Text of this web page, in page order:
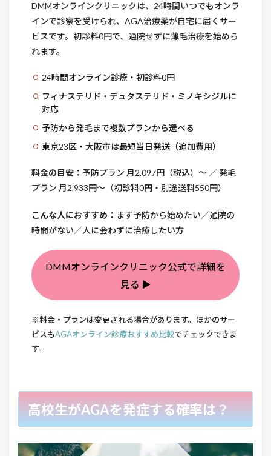
DMMオンラインクリニックは、24時間いつでもオンラ
インで診察を受けられ、AGA治療薬が自宅に届くサー
ビスです。初診料0円で、通院せずに薄毛治療を始めら
れます。
24時間オンライン診療・初診料0円
フィナステリド・デュタステリド・ミノキシジルに
対応
予防から発毛まで複数プランから選べる
東京23区・大阪市は最短当日発送（追加費用）
料金の目安： 予防プラン 月2,097円（税込）〜 ／ 発毛
プラン 月2,933円〜（初診料0円・別途送料550円）
こんな人におすすめ： まず予防から始めたい／通院の
時間がない／人に会わずに治療したい方
DMMオンラインクリニック公式で詳細を
見る ▶
※料金・プランは変更される場合があります。ほかのサー
ビスもAGAオンライン診療おすすめ比較でチェックできま
す。
高校生がAGAを発症する確率は？